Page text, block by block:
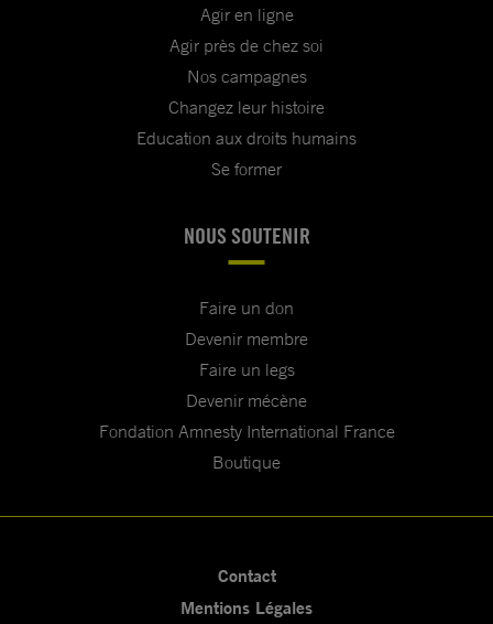
Agir en ligne
Agir près de chez soi
Nos campagnes
Changez leur histoire
Education aux droits humains
Se former
NOUS SOUTENIR
Faire un don
Devenir membre
Faire un legs
Devenir mécène
Fondation Amnesty International France
Boutique
Contact
Mentions Légales